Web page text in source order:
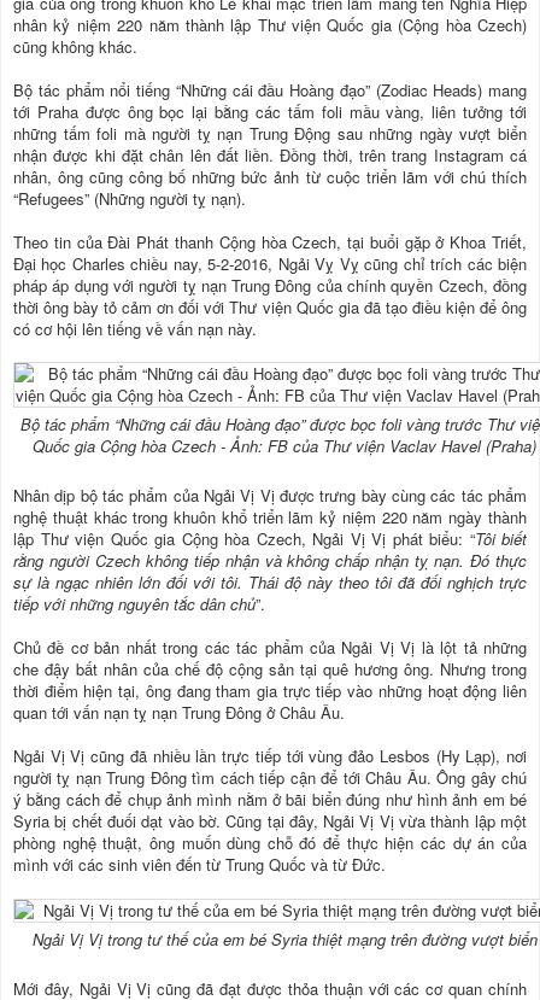
nhân kỷ niệm 220 năm thành lập Thư viện Quốc gia (Cộng hòa Czech)
cũng không khác.
Bộ tác phẩm nổi tiếng “Những cái đầu Hoàng đạo” (Zodiac Heads) mang
tới Praha được ông bọc lại bằng các tấm foli mầu vàng, liên tưởng tới
những tấm foli mà người tỵ nạn Trung Động sau những ngày vượt biển
nhận được khi đặt chân lên đất liền. Đồng thời, trên trang Instagram cá
nhân, ông cũng công bố những bức ảnh từ cuộc triển lãm với chú thích
“Refugees” (Những người tỵ nạn).
Theo tin của Đài Phát thanh Cộng hòa Czech, tại buổi gặp ở Khoa Triết,
Đại học Charles chiều nay, 5-2-2016, Ngải Vỵ Vỵ cũng chỉ trích các biện
pháp áp dụng với người tỵ nạn Trung Đông của chính quyền Czech, đồng
thời ông bày tỏ cảm ơn đối với Thư viện Quốc gia đã tạo điều kiện để ông
có cơ hội lên tiếng về vấn nạn này.
Bộ tác phẩm “Những cái đầu Hoàng đạo” được bọc foli vàng trước Thư
Quốc gia Cộng hòa Czech - Ảnh: FB của Thư viện Vaclav Havel (Praha)
Nhân dịp bộ tác phẩm của Ngải Vị Vị được trưng bày cùng các tác phẩm
nghệ thuật khác trong khuôn khổ triển lãm kỷ niệm 220 năm ngày thành
lập Thư viện Quốc gia Cộng hòa Czech, Ngải Vị Vị phát biểu: “Tôi biết
rằng người Czech không tiếp nhận và không chấp nhận tỵ nạn. Đó thực
sự là ngạc nhiên lớn đối với tôi. Thái độ này theo tôi đã đối nghịch trực
tiếp với những nguyên tắc dân chủ”.
Chủ đề cơ bản nhất trong các tác phẩm của Ngải Vị Vị là lột tả những
che đậy bất nhân của chế độ cộng sản tại quê hương ông. Nhưng trong
thời điểm hiện tại, ông đang tham gia trực tiếp vào những hoạt động liên
quan tới vấn nạn tỵ nạn Trung Đông ở Châu Âu.
Ngải Vị Vị cũng đã nhiều lần trực tiếp tới vùng đảo Lesbos (Hy Lạp), nơi
người tỵ nạn Trung Đông tìm cách tiếp cận để tới Châu Âu. Ông gây chú
ý bằng cách để chụp ảnh mình nằm ở bãi biển đúng như hình ảnh em bé
Syria bị chết đuối dạt vào bờ. Cũng tại đây, Ngải Vị Vị vừa thành lập một
phòng nghệ thuật, ông muốn dùng chỗ đó để thực hiện các dự án của
mình với các sinh viên đến từ Trung Quốc và từ Đức.
Ngải Vị Vị trong tư thế của em bé Syria thiệt mạng trên đường vượt biển
Mới đây, Ngải Vị Vị cũng đã đạt được thỏa thuận với các cơ quan chính